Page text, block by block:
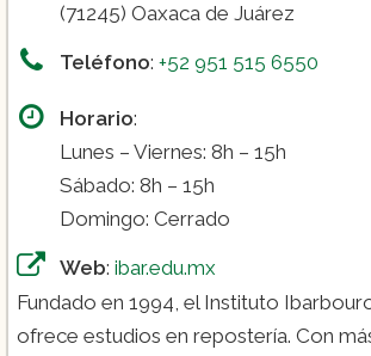
(71245) Oaxaca de Juárez
Teléfono: +52 951 515 6550
Horario:
Lunes – Viernes: 8h – 15h
Sábado: 8h – 15h
Domingo: Cerrado
Web: ibar.edu.mx
Fundado en 1994, el Instituto
ofrece estudios en repostería. Con